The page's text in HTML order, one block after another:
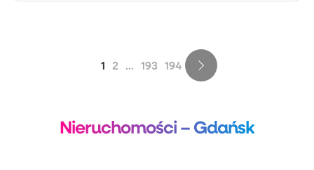
1 2 ... 193 194
Nieruchomości – Gdańsk